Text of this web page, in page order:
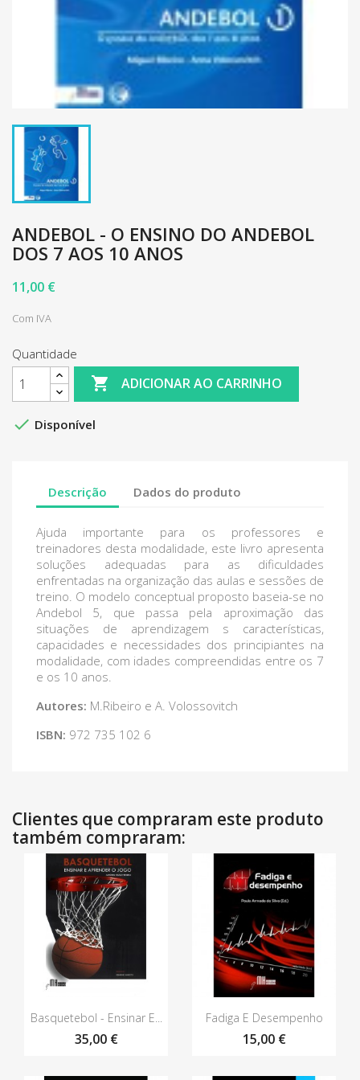
ANDEBOL - O ENSINO DO ANDEBOL
DOS 7 AOS 10 ANOS
11,00 €
Com IVA
Quantidade
 ADICIONAR AO CARRINHO
 Disponível
Descrição Dados do produto
Ajuda importante para os professores e
treinadores desta modalidade, este livro apresenta
soluções adequadas para as dificuldades
enfrentadas na organização das aulas e sessões de
treino. O modelo conceptual proposto baseia-se no
Andebol 5, que passa pela aproximação das
situações de aprendizagem s características,
capacidades e necessidades dos principiantes na
modalidade, com idades compreendidas entre os 7
e os 10 anos.
Autores: M.Ribeiro e A. Volossovitch
ISBN: 972 735 102 6
Clientes que compraram este produto
também compraram:
Vista rápida
Basquetebol - Ensinar E...
35,00 €
 Vista rápida
Fadiga E Desempenho
15,00 €